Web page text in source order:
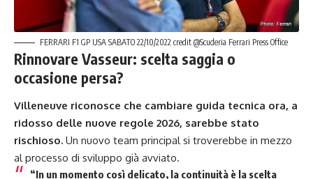
FERRARI F1 GP USA SABATO 22/10/2022 credit @Scuderia Ferrari Press Office
Rinnovare Vasseur: scelta saggia o
occasione persa?
Villeneuve riconosce che cambiare guida tecnica ora, a
ridosso delle nuove regole 2026, sarebbe stato
rischioso. Un nuovo team principal si troverebbe in mezzo
al processo di sviluppo già avviato.
“In un momento così delicato, la continuità è la scelta